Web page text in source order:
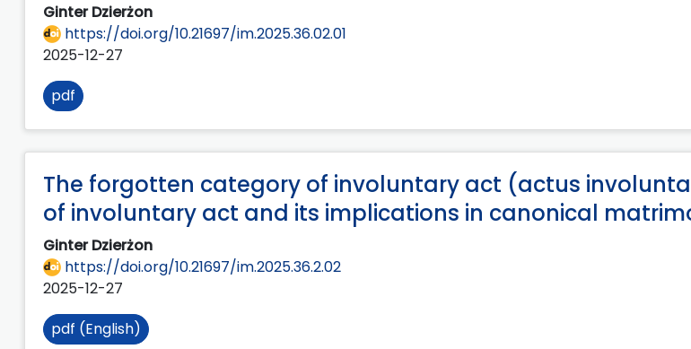
Ginter Dzierżon
https://doi.org/10.21697/im.2025.36.02.01
2025-12-27
pdf
The forgotten category of involuntary act (actus
of involuntary act and its implications in canonical
Ginter Dzierżon
https://doi.org/10.21697/im.2025.36.2.02
2025-12-27
pdf (English)